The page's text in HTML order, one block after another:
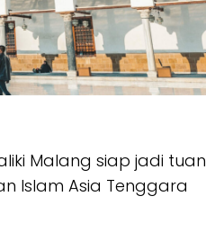
Malang siap jadi tuan
Islam Asia Tenggara